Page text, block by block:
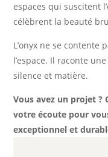
espaces qui suscitent
célèbrent la beauté
L’onyx ne se contente
l’espace. Il raconte
silence et matière.
Vous avez un projet ?
votre écoute pour
exceptionnel et